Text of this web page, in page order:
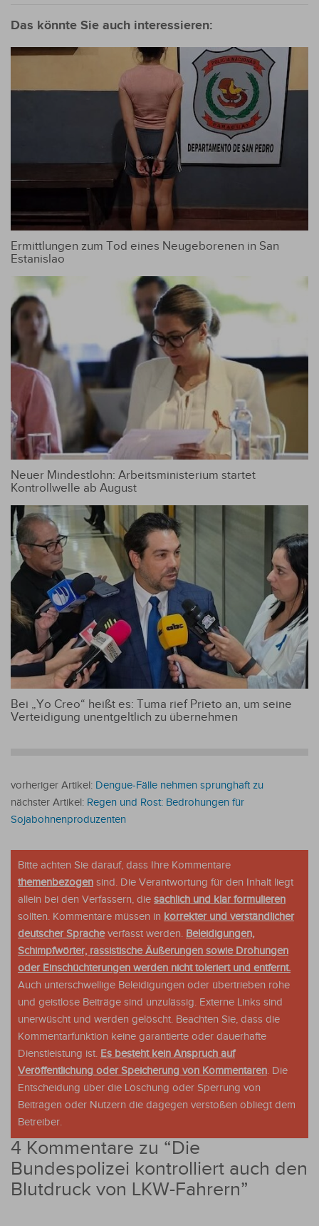
Das könnte Sie auch interessieren:
Ermittlungen zum Tod eines Neugeborenen in San
Estanislao
Neuer Mindestlohn: Arbeitsministerium startet
Kontrollwelle ab August
Bei „Yo Creo“ heißt es: Tuma rief Prieto an, um seine
Verteidigung unentgeltlich zu übernehmen
vorheriger Artikel: Dengue-Fälle nehmen sprunghaft zu
nächster Artikel: Regen und Rost: Bedrohungen für
Sojabohnenproduzenten
Bitte achten Sie darauf, dass Ihre Kommentare
themenbezogen sind. Die Verantwortung für den Inhalt liegt
allein bei den Verfassern, die sachlich und klar formulieren
sollten. Kommentare müssen in korrekter und verständlicher
deutscher Spracheverfasst werden. Beleidigungen,
Schimpfwörter, rassistische Äußerungen sowie Drohungen
oder Einschüchterungen werden nicht toleriert und entfernt.
Auch unterschwellige Beleidigungen oder übertrieben rohe
und geistlose Beiträge sind unzulässig. Externe Links sind
unerwüscht und werden gelöscht. Beachten Sie, dass die
Kommentarfunktion keine garantierte oder dauerhafte
Dienstleistung ist. Es besteht kein Anspruch auf
Veröffentlichung oder Speicherung von Kommentaren. Die
Entscheidung über die Löschung oder Sperrung von
Beiträgen oder Nutzern die dagegen verstoßen obliegt dem
Betreiber.
4 Kommentare zu “Die
Bundespolizei kontrolliert auch den
Blutdruck von LKW-Fahrern”